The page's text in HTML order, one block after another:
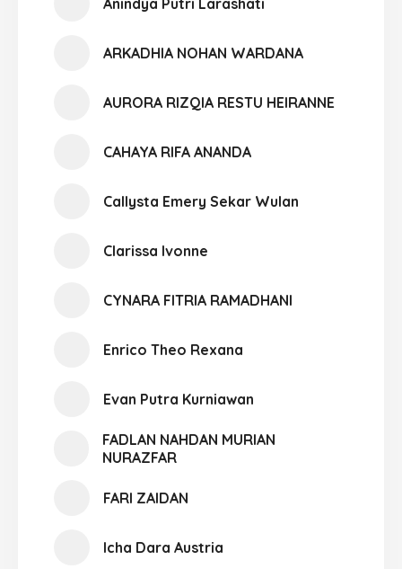
Anindya Putri Larashati
ARKADHIA NOHAN WARDANA
AURORA RIZQIA RESTU HEIRANNE
CAHAYA RIFA ANANDA
Callysta Emery Sekar Wulan
Clarissa Ivonne
CYNARA FITRIA RAMADHANI
Enrico Theo Rexana
Evan Putra Kurniawan
FADLAN NAHDAN MURIAN
NURAZFAR
FARI ZAIDAN
Icha Dara Austria